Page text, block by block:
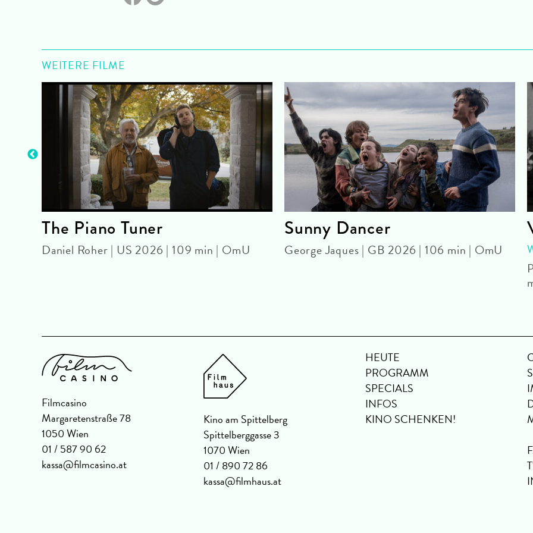
WEITERE FILME
The Piano Tuner
Daniel Roher | US 2026 | 109 min | OmU
Sunny Dancer
George Jaques | GB 2026 | 106 min | OmU
Filmcasino
Margaretenstraße 78
1050 Wien
01 / 587 90 62
kassa@filmcasino.at
Kino am Spittelberg
Spittelberggasse 3
1070 Wien
01 / 890 72 86
kassa@filmhaus.at
HEUTE
PROGRAMM
SPECIALS
INFOS
KINO SCHENKEN!